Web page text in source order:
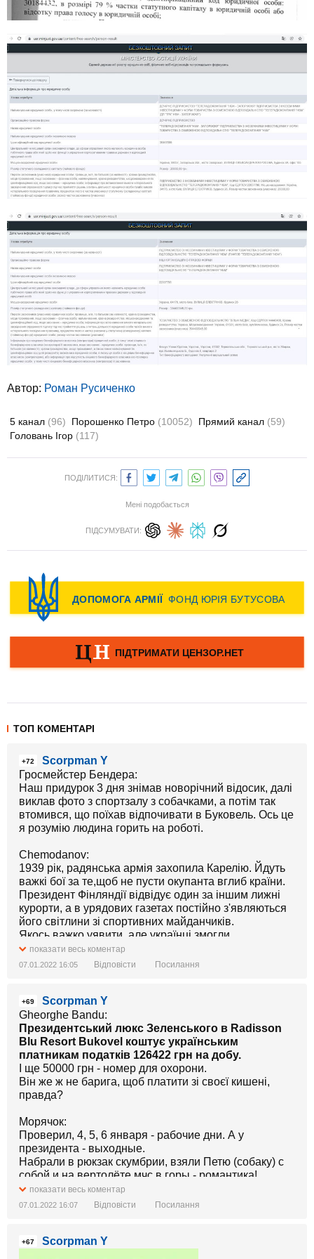
Автор: Роман Русиченко
5 канал (96) Порошенко Петро (10052) Прямий канал (59)
Головань Ігор (117)
ПОДІЛИТИСЯ:
Мені подобається
ПІДСУМУВАТИ:
ТОП КОМЕНТАРІ
+72
Scorpman Y
Гросмейстер Бендера:
Наш придурок 3 дня знімав новорічний відосик, далі
виклав фото з спортзалу з собачками, а потім так
втомився, що поїхав відпочивати в Буковель. Ось це
я розумію людина горить на роботі.
Chemodanov:
1939 рік, радянська армія захопила Карелію. Йдуть
важкі бої за те,щоб не пусти окупанта вглиб країни.
Президент Фінляндії відвідує один за іншим лижні
курорти, а в урядових газетах постійно з'являються
його світлини зі спортивних майданчиків.
Якось важко уявити, але українці змогли.
Муля Слобожанска:
держкомпанії - біднішими.
показати весь коментар
07.01.2022 16:05 Відповісти Посилання
+69
Scorpman Y
Gheorghe Bandu:
Президентський люкс Зеленського в Radisson
Blu Resort Bukovel коштує українським
платникам податків 126422 грн на добу.
І ще 50000 грн - номер для охорони.
Він же ж не барига, щоб платити зі своєї кишені,
правда?
Морячок:
Проверил, 4, 5, 6 января - рабочие дни. А у
президента - выходные.
Набрали в рюкзак скумбрии, взяли Петю (собаку) с
собой и на вертолёте мчс в горы - романтика!
Залишки коштів на єдиному казначейському рахунку
половину.
показати весь коментар
07.01.2022 16:07 Відповісти Посилання
+67 Scorpman Y